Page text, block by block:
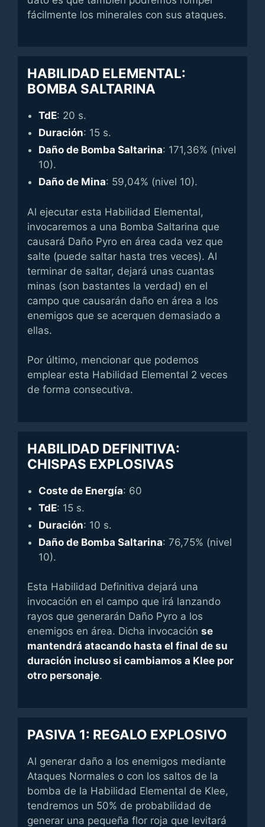
fácilmente los minerales con sus ataques.
HABILIDAD ELEMENTAL:
BOMBA SALTARINA
TdE: 20 s.
Duración: 15 s.
Daño de Bomba Saltarina: 171,36% (nivel
10).
Daño de Mina: 59,04% (nivel 10).
Al ejecutar esta Habilidad Elemental,
invocaremos a una Bomba Saltarina que
causará Daño Pyro en área cada vez que
salte (puede saltar hasta tres veces). Al
terminar de saltar, dejará unas cuantas
minas (son bastantes la verdad) en el
campo que causarán daño en área a los
enemigos que se acerquen demasiado a
ellas.
Por último, mencionar que podemos
emplear esta Habilidad Elemental 2 veces
de forma consecutiva.
HABILIDAD DEFINITIVA:
CHISPAS EXPLOSIVAS
Coste de Energía: 60
TdE: 15 s.
Duración: 10 s.
Daño de Bomba Saltarina: 76,75% (nivel
10).
Esta Habilidad Definitiva dejará una
invocación en el campo que irá lanzando
rayos que generarán Daño Pyro a los
enemigos en área. Dicha invocación se
mantendrá atacando hasta el final de su
duración incluso si cambiamos a Klee por
otro personaje.
PASIVA 1: REGALO EXPLOSIVO
Al generar daño a los enemigos mediante
Ataques Normales o con los saltos de la
bomba de la Habilidad Elemental de Klee,
tendremos un 50% de probabilidad de
generar una pequeña flor roja que levitará